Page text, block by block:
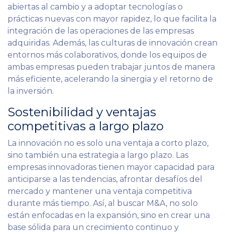
abiertas al cambio y a adoptar tecnologías o
prácticas nuevas con mayor rapidez, lo que facilita la
integración de las operaciones de las empresas
adquiridas. Además, las culturas de innovación crean
entornos más colaborativos, donde los equipos de
ambas empresas pueden trabajar juntos de manera
más eficiente, acelerando la sinergia y el retorno de
la inversión.
Sostenibilidad y ventajas
competitivas a largo plazo
La innovación no es solo una ventaja a corto plazo,
sino también una estrategia a largo plazo. Las
empresas innovadoras tienen mayor capacidad para
anticiparse a las tendencias, afrontar desafíos del
mercado y mantener una ventaja competitiva
durante más tiempo. Así, al buscar M&A, no solo
están enfocadas en la expansión, sino en crear una
base sólida para un crecimiento continuo y